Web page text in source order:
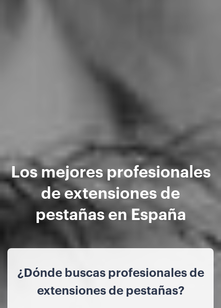
Los mejores profesionales
de extensiones de
pestañas en España
¿Dónde buscas profesionales de
extensiones de pestañas?